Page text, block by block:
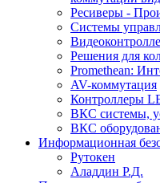
Ресиверы -
Системы
Решения для
Promethean:
AV-коммутация
Контроллеры
ВКС системы,
ВКС
Информационная
Рутокен
Аладдин Р.Д.